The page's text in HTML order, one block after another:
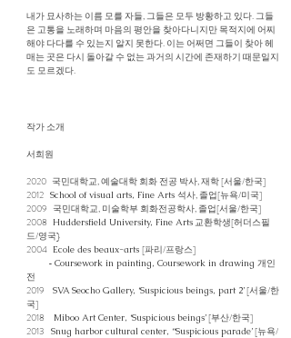
내가 묘사하는 이름 모를 자들, 그들은 모두 방황하고 있다. 그들
은 고통을 노래하며 마음의 평안을 찾아다니지만 목적지에 어찌
해야 다다를 수 있는지 알지 못한다. 이는 어쩌면 그들이 찾아 헤
매는 곳은 다시 돌아갈 수 없는 과거의 시간에 존재하기 때문일지
도 모르겠다.
작가 소개
서희원
2020 국민대학교, 예술대학 회화 전공 박사, 재학 [서울/한국]
2012 School of visual arts, Fine Arts 석사, 졸업[뉴욕/미국]
2009 국민대학교, 미술학부 회화전공학사, 졸업[서울/한국]
2008 Huddersfield University, Fine Arts 교환학생[허더스필
드/영국}
2004 Ecole des beaux-arts [파리/프랑스]
- Coursework in painting, Coursework in drawing 개인
전
2019
SVA Seocho Gallery, ‘Suspicious beings, part 2’[서울/한
국]
2018
Miboo Art Center, ‘Suspicious beings’[부산/한국]
2013 Snug harbor cultural center, ‘‘Suspicious parade’[뉴욕/